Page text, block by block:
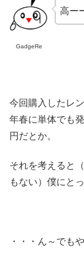
GadgeRe
高ー
今回購入したレ
年春に単体でも
円だとか。
それを考えると
もない）僕にと
・・・ん～でも